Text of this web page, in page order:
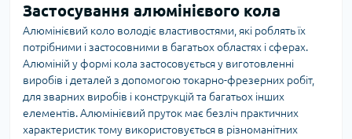
Застосування алюмінієвого кола
Алюмінієвий коло володіє властивостями, які роблять їх
потрібними і застосовними в багатьох областях і сферах.
Алюміній у формі кола застосовується у виготовленні
виробів і деталей з допомогою токарно-фрезерних робіт,
для зварних виробів і конструкцій та багатьох інших
елементів. Алюмінієвий пруток має безліч практичних
характеристик тому використовується в різноманітних